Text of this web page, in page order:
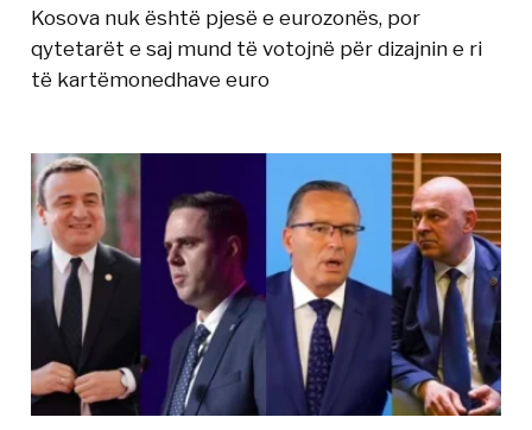
Kosova nuk është pjesë e eurozonës, por
qytetarët e saj mund të votojnë për dizajnin e ri
të kartëmonedhave euro